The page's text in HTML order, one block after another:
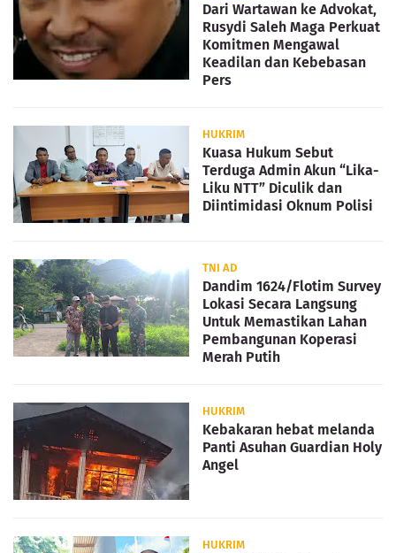
Dari Wartawan ke Advokat,
Rusydi Saleh Maga Perkuat
Komitmen Mengawal
Keadilan dan Kebebasan
Pers
HUKRIM
Kuasa Hukum Sebut
Terduga Admin Akun “Lika-
Liku NTT” Diculik dan
Diintimidasi Oknum Polisi
TNI AD
Dandim 1624/Flotim Survey
Lokasi Secara Langsung
Untuk Memastikan Lahan
Pembangunan Koperasi
Merah Putih
HUKRIM
Kebakaran hebat melanda
Panti Asuhan Guardian Holy
Angel
HUKRIM